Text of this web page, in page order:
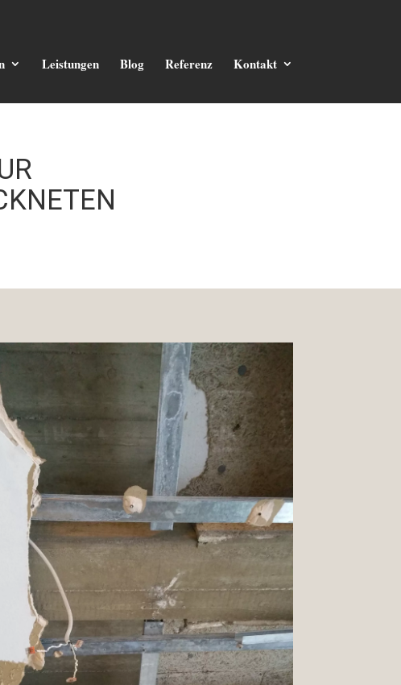
Leistungen Blog Referenz Kontakt
https://www.facebook.com/Malermeister.
https://www.pinterest.de/TeamBodden